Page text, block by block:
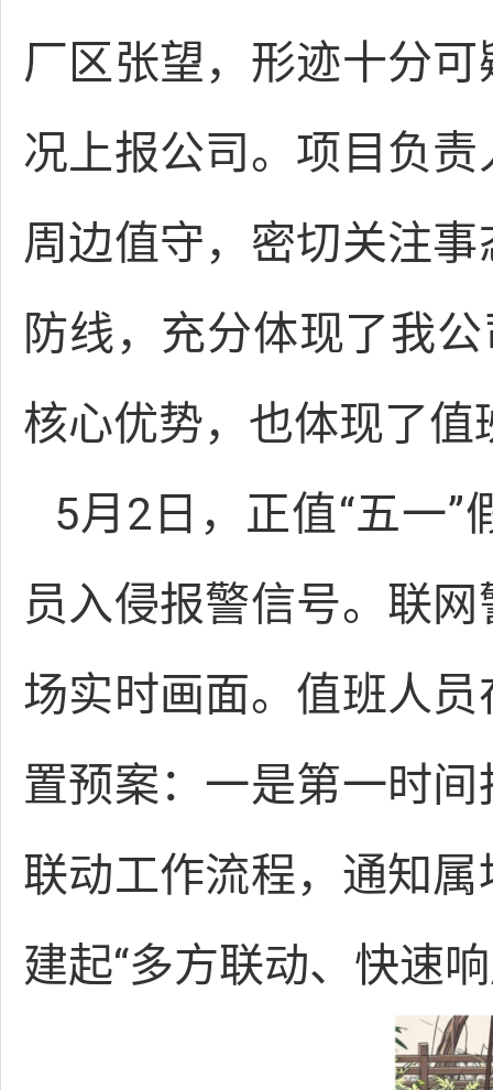
厂区张望，形迹十分
况上报公司。项目负
周边值守，密切关注
防线，充分体现了我
核心优势，也体现了
5月2日，正值“五一
员入侵报警信号。联
场实时画面。值班人
置预案：一是第一时
联动工作流程，通知
建起“多方联动、快速